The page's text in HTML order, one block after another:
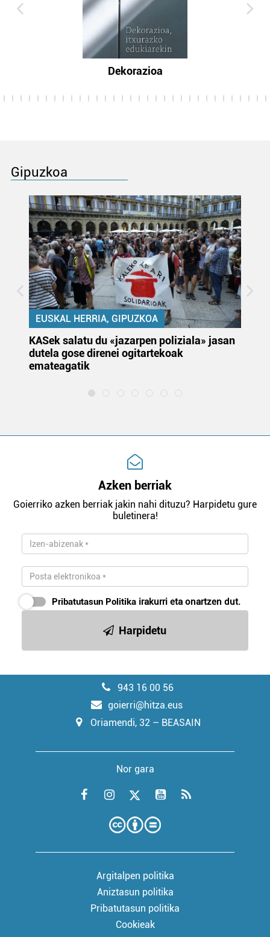
Dekorazioa
Gipuzkoa
EUSKAL HERRIA, GIPUZKOA
KASek salatu du «jazarpen poliziala» jasan
dutela gose direnei ogitartekoak
emateagatik
Azken berriak
Goierriko azken berriak jakin nahi dituzu? Harpidetu gure
buletinera!
Pribatutasun Politika irakurri eta onartzen dut.
Harpidetu
943 16 00 56
goierri@hitza.eus
Oriamendi, 32 – BEASAIN
Nor gara
Argitalpen politika
Aniztasun politika
Pribatutasun politika
Cookieak